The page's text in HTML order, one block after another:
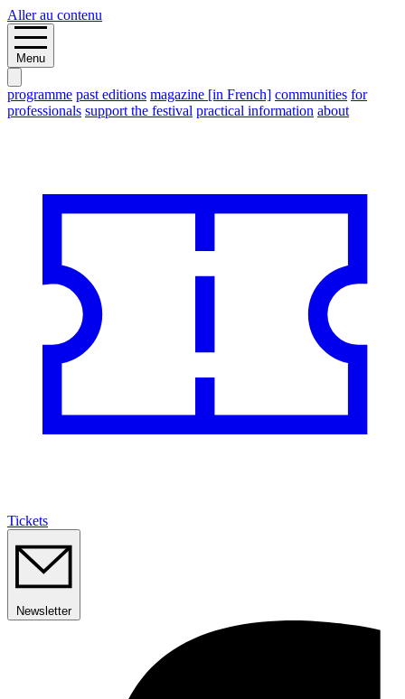
Aller au contenu
Menu
programme past editions magazine [in French] communities for
professionals support the festival practical information about
Tickets
Newsletter